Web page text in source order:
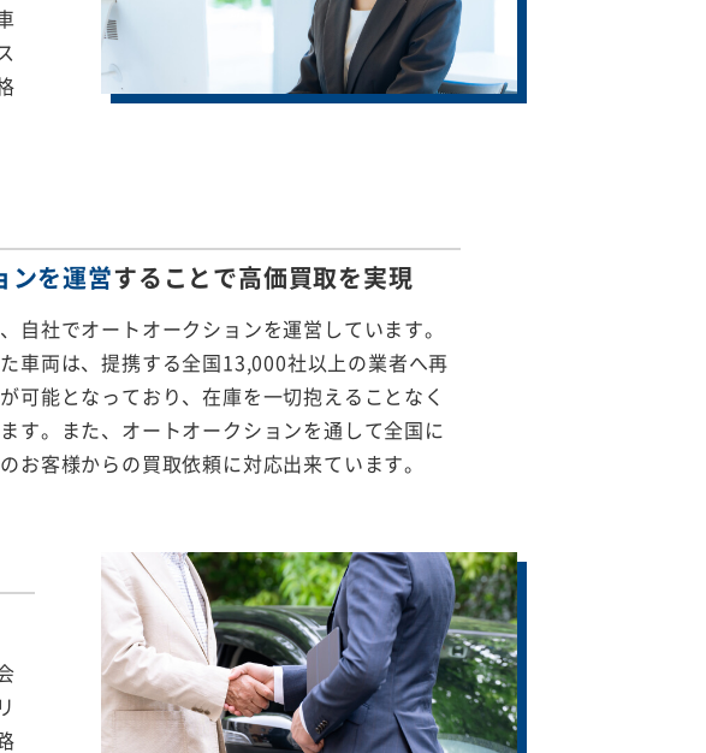
ンを運営することで高価買取を実現
自社でオートオークションを運営しています。
車両は、提携する全国13,000社以上の業者へ再
可能となっており、在庫を一切抱えることなく
す。また、オートオークションを通して全国に
お客様からの買取依頼に対応出来ています。